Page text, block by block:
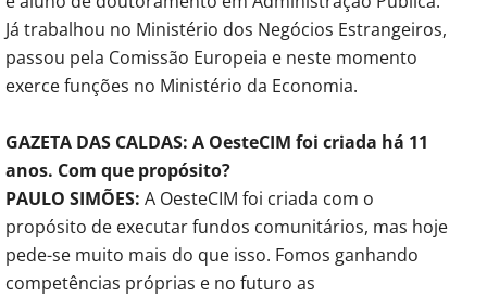
Já trabalhou no Ministério dos Negócios Estrangeiros,
passou pela Comissão Europeia e neste momento
exerce funções no Ministério da Economia.
GAZETA DAS CALDAS: A OesteCIM foi criada há 11
anos. Com que propósito?
PAULO SIMÕES: A OesteCIM foi criada com o
propósito de executar fundos comunitários, mas hoje
pede-se muito mais do que isso. Fomos ganhando
competências próprias e no futuro as